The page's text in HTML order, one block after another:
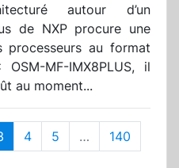
autour d’un
de NXP procure une
processeurs au format
MF-IMX8PLUS, il
au moment...
4 5 …
140